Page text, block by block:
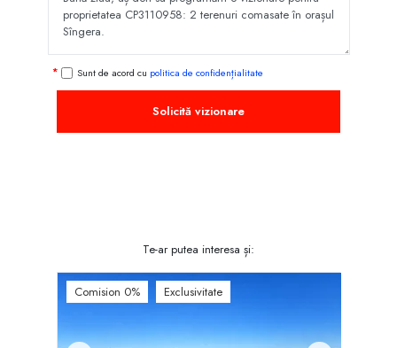
Sunt de acord cu politica de confidențialitate
Solicită vizionare
Te-ar putea interesa și:
Comision 0% Exclusivitate